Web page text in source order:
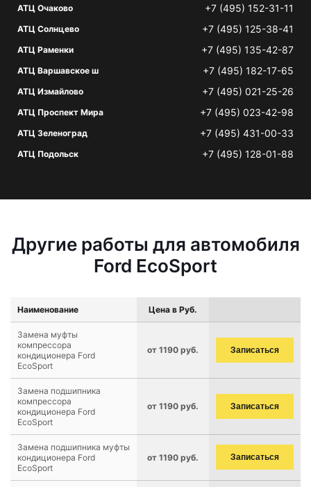
АТЦ Очаково +7 (495) 152-31-11
АТЦ Солнцево +7 (495) 125-38-41
АТЦ Раменки +7 (495) 135-42-87
АТЦ Варшавское ш +7 (495) 182-17-65
АТЦ Измайлово +7 (495) 021-25-26
АТЦ Проспект Мира +7 (495) 023-42-98
АТЦ Зеленоград +7 (495) 431-00-33
АТЦ Подольск +7 (495) 128-01-88
Другие работы для автомобиля
Ford EcoSport
Наименование Цена в Руб.
Замена муфты
компрессора
кондиционера Ford
EcoSport
от 1190 руб. Записаться
Замена подшипника
компрессора
кондиционера Ford
EcoSport
от 1190 руб. Записаться
Замена подшипника муфты
кондиционера Ford
EcoSport
от 1190 руб. Записаться